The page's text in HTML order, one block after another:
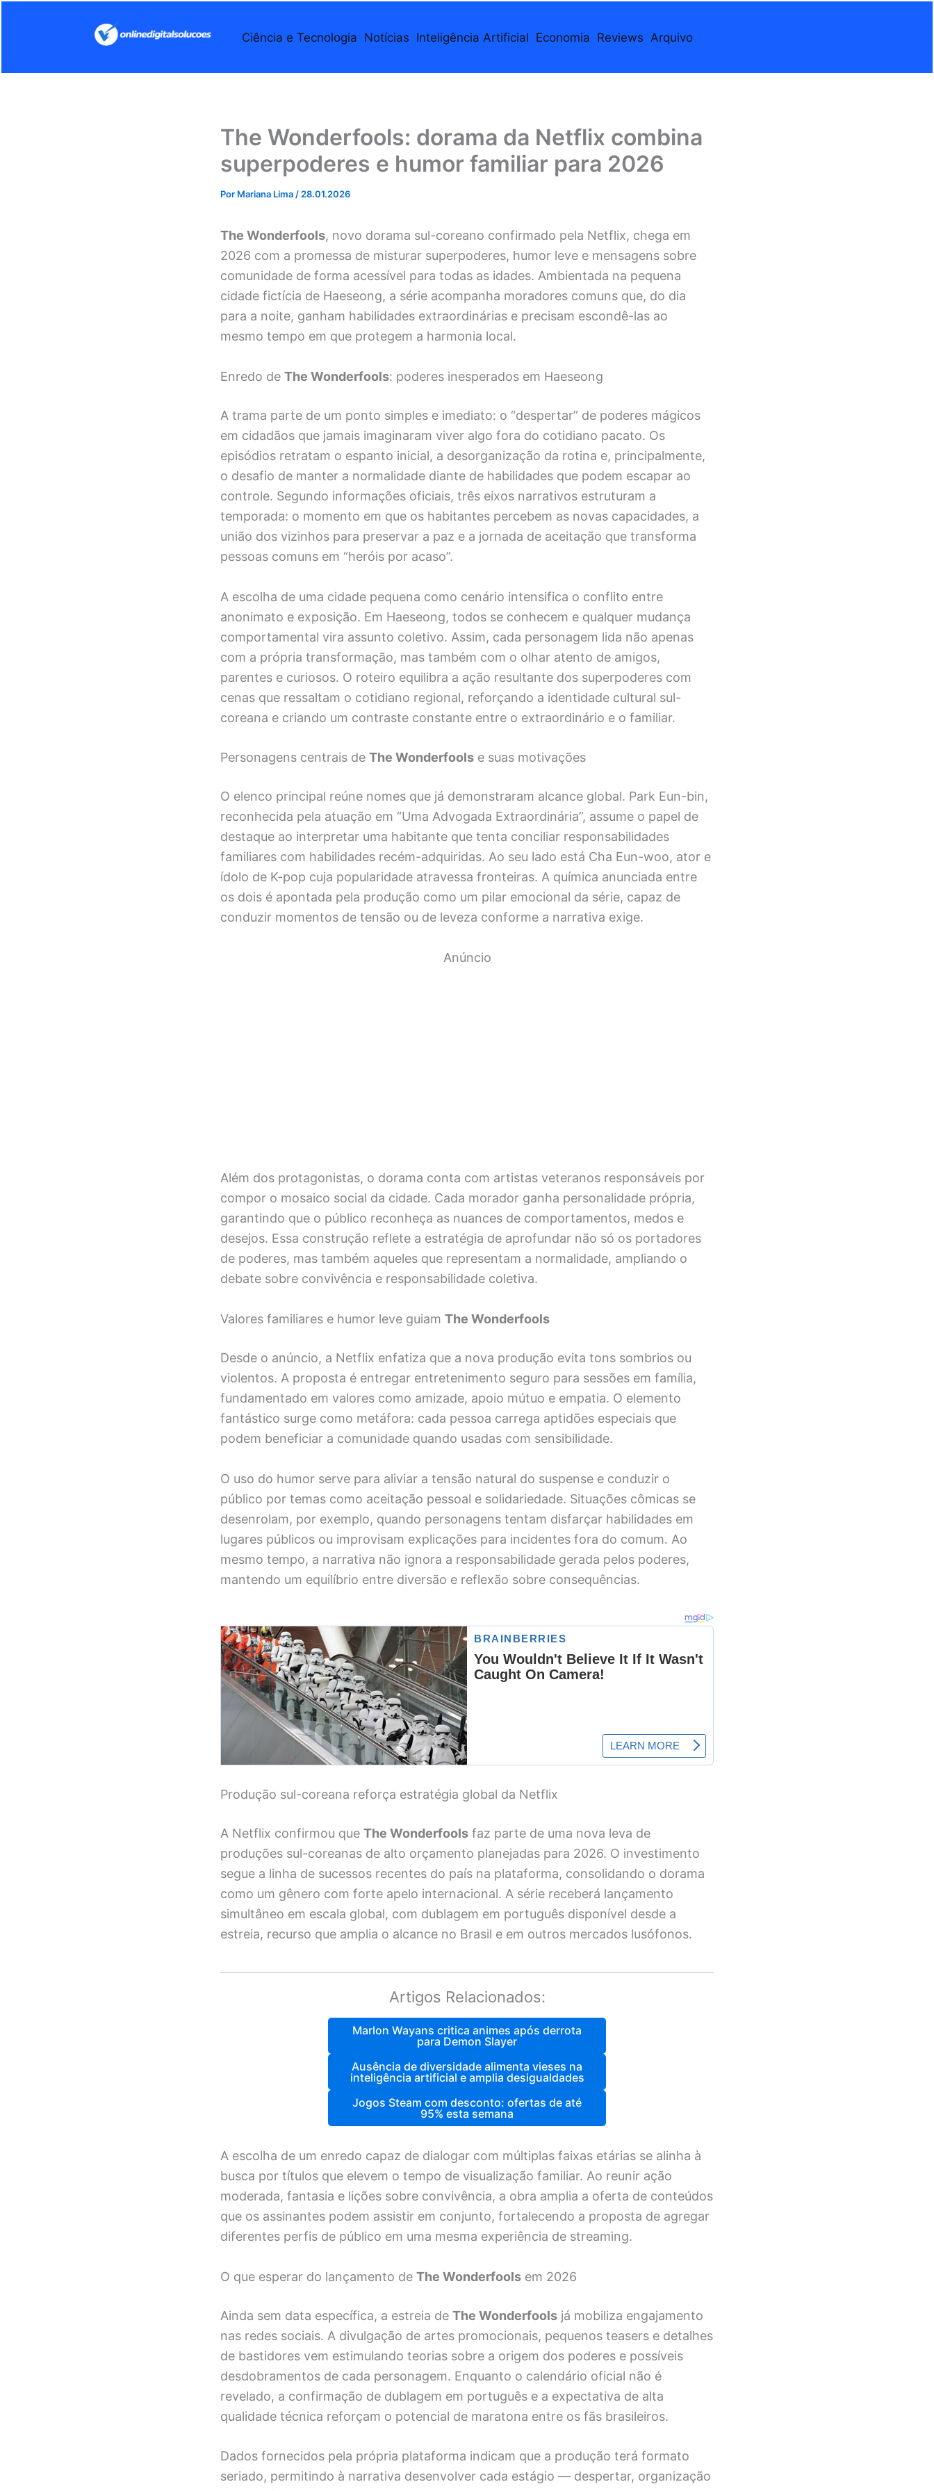
conteúdo
Ciência e Tecnologia Notícias Inteligência Artificial Economia Reviews Arquivo
The Wonderfools: dorama da Netflix combina
superpoderes e humor familiar para 2026
Por Mariana Lima / 28.01.2026
The Wonderfools, novo dorama sul-coreano confirmado pela Netflix, chega em
2026 com a promessa de misturar superpoderes, humor leve e mensagens sobre
comunidade de forma acessível para todas as idades. Ambientada na pequena
cidade fictícia de Haeseong, a série acompanha moradores comuns que, do dia
para a noite, ganham habilidades extraordinárias e precisam escondê-las ao
mesmo tempo em que protegem a harmonia local.
Enredo de The Wonderfools: poderes inesperados em Haeseong
A trama parte de um ponto simples e imediato: o “despertar” de poderes mágicos
em cidadãos que jamais imaginaram viver algo fora do cotidiano pacato. Os
episódios retratam o espanto inicial, a desorganização da rotina e, principalmente,
o desafio de manter a normalidade diante de habilidades que podem escapar ao
controle. Segundo informações oficiais, três eixos narrativos estruturam a
temporada: o momento em que os habitantes percebem as novas capacidades, a
união dos vizinhos para preservar a paz e a jornada de aceitação que transforma
pessoas comuns em “heróis por acaso”.
A escolha de uma cidade pequena como cenário intensifica o conflito entre
anonimato e exposição. Em Haeseong, todos se conhecem e qualquer mudança
comportamental vira assunto coletivo. Assim, cada personagem lida não apenas
com a própria transformação, mas também com o olhar atento de amigos,
parentes e curiosos. O roteiro equilibra a ação resultante dos superpoderes com
cenas que ressaltam o cotidiano regional, reforçando a identidade cultural sul-
coreana e criando um contraste constante entre o extraordinário e o familiar.
Personagens centrais de The Wonderfools e suas motivações
O elenco principal reúne nomes que já demonstraram alcance global. Park Eun-bin,
reconhecida pela atuação em “Uma Advogada Extraordinária”, assume o papel de
destaque ao interpretar uma habitante que tenta conciliar responsabilidades
familiares com habilidades recém-adquiridas. Ao seu lado está Cha Eun-woo, ator e
ídolo de K-pop cuja popularidade atravessa fronteiras. A química anunciada entre
os dois é apontada pela produção como um pilar emocional da série, capaz de
conduzir momentos de tensão ou de leveza conforme a narrativa exige.
Anúncio
Além dos protagonistas, o dorama conta com artistas veteranos responsáveis por
compor o mosaico social da cidade. Cada morador ganha personalidade própria,
garantindo que o público reconheça as nuances de comportamentos, medos e
desejos. Essa construção reflete a estratégia de aprofundar não só os portadores
de poderes, mas também aqueles que representam a normalidade, ampliando o
debate sobre convivência e responsabilidade coletiva.
Valores familiares e humor leve guiam The Wonderfools
Desde o anúncio, a Netflix enfatiza que a nova produção evita tons sombrios ou
violentos. A proposta é entregar entretenimento seguro para sessões em família,
fundamentado em valores como amizade, apoio mútuo e empatia. O elemento
fantástico surge como metáfora: cada pessoa carrega aptidões especiais que
podem beneficiar a comunidade quando usadas com sensibilidade.
O uso do humor serve para aliviar a tensão natural do suspense e conduzir o
público por temas como aceitação pessoal e solidariedade. Situações cômicas se
desenrolam, por exemplo, quando personagens tentam disfarçar habilidades em
lugares públicos ou improvisam explicações para incidentes fora do comum. Ao
mesmo tempo, a narrativa não ignora a responsabilidade gerada pelos poderes,
mantendo um equilíbrio entre diversão e reflexão sobre consequências.
Produção sul-coreana reforça estratégia global da Netflix
A Netflix confirmou que The Wonderfools faz parte de uma nova leva de
produções sul-coreanas de alto orçamento planejadas para 2026. O investimento
segue a linha de sucessos recentes do país na plataforma, consolidando o dorama
como um gênero com forte apelo internacional. A série receberá lançamento
simultâneo em escala global, com dublagem em português disponível desde a
estreia, recurso que amplia o alcance no Brasil e em outros mercados lusófonos.
Artigos Relacionados:
Marlon Wayans critica animes após derrota
para Demon Slayer
Ausência de diversidade alimenta vieses na
inteligência artificial e amplia desigualdades
Jogos Steam com desconto: ofertas de até
95% esta semana
A escolha de um enredo capaz de dialogar com múltiplas faixas etárias se alinha à
busca por títulos que elevem o tempo de visualização familiar. Ao reunir ação
moderada, fantasia e lições sobre convivência, a obra amplia a oferta de conteúdos
que os assinantes podem assistir em conjunto, fortalecendo a proposta de agregar
diferentes perfis de público em uma mesma experiência de streaming.
O que esperar do lançamento de The Wonderfools em 2026
Ainda sem data específica, a estreia de The Wonderfools já mobiliza engajamento
nas redes sociais. A divulgação de artes promocionais, pequenos teasers e detalhes
de bastidores vem estimulando teorias sobre a origem dos poderes e possíveis
desdobramentos de cada personagem. Enquanto o calendário oficial não é
revelado, a confirmação de dublagem em português e a expectativa de alta
qualidade técnica reforçam o potencial de maratona entre os fãs brasileiros.
Dados fornecidos pela própria plataforma indicam que a produção terá formato
seriado, permitindo à narrativa desenvolver cada estágio — despertar, organização